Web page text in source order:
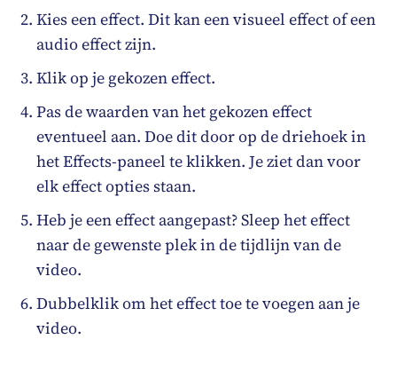
Kies een effect. Dit kan een visueel effect of een
audio effect zijn.
Klik op je gekozen effect.
Pas de waarden van het gekozen effect
eventueel aan. Doe dit door op de driehoek in
het Effects-paneel te klikken. Je ziet dan voor
elk effect opties staan.
Heb je een effect aangepast? Sleep het effect
naar de gewenste plek in de tijdlijn van de
video.
Dubbelklik om het effect toe te voegen aan je
video.